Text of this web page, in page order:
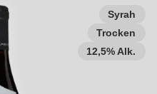
Syrah
Trocken
12,5% Alk.